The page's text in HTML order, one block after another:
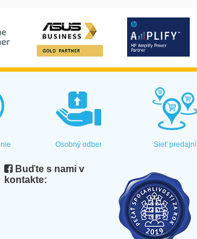
Osobný odber Sieť predajní
Buďte s nami v
kontakte: